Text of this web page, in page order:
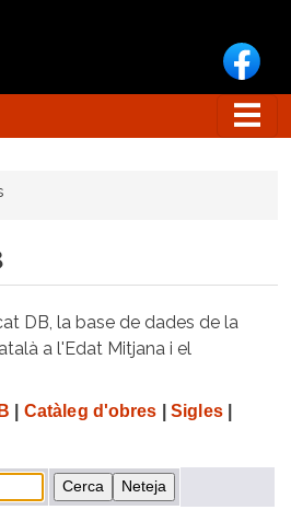
DB, la base de dades de la
a l'Edat Mitjana i el
Catàleg d'obres Sigles|